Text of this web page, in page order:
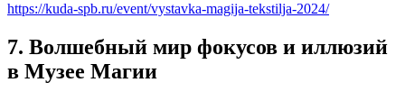
https://kuda-spb.ru/event/vystavka-magija-tekstilja-2024/
7. Волшебный мир фокусов и иллюзий
в Музее Магии